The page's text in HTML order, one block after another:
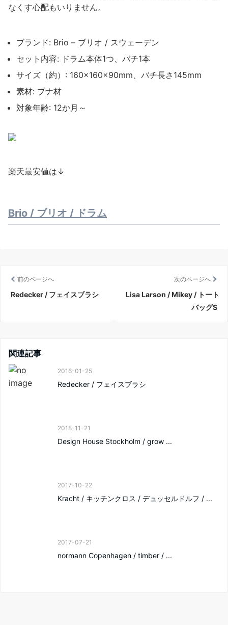
なくす心配もいりません。
ブランド: Brio – ブリオ / スウェーデン
セット内容: ドラム本体1つ、バチ1本
サイズ（約）: 160×160×90mm、バチ長さ145mm
素材: ブナ材
対象年齢: 12か月～
楽天最安値は↓
Brio / ブリオ / ドラム
前のページへ
Redecker / フェイスブラシ
次のページへ
Lisa Larson / Mikey / トート
バッグS
関連記事
2016-01-25
Redecker / フェイスブラシ
2018-11-21
Design House Stockholm / grow ...
2017-10-22
Kracht / キッチンクロス / デュッセルドルフ / ...
2017-07-21
normann Copenhagen / timber / ...